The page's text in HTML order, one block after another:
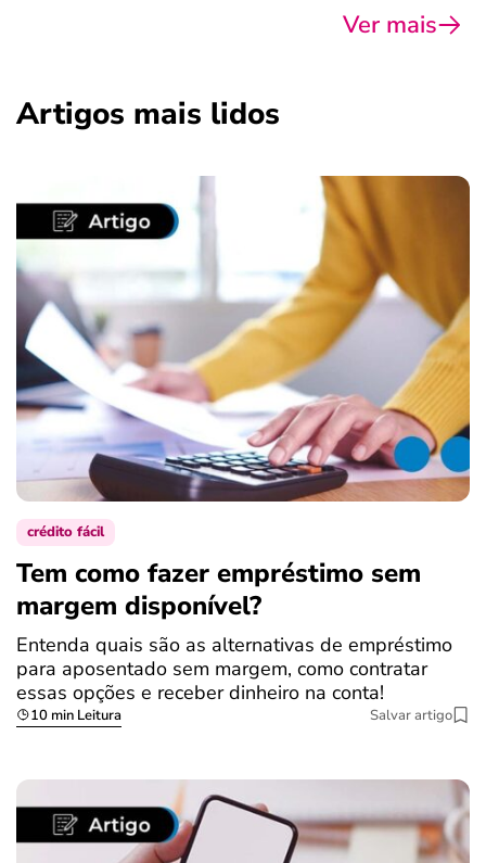
Ver mais
Artigos mais lidos
crédito fácil
Tem como fazer empréstimo sem
margem disponível?
Entenda quais são as alternativas de empréstimo
para aposentado sem margem, como contratar
essas opções e receber dinheiro na conta!
10 min Leitura Salvar artigo